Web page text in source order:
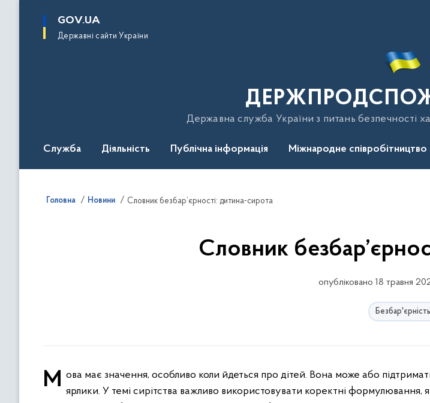
основного
GOV.UA
Державні сайти України
Державна служба України з питань безпечності
Служба Діяльність Публічна інформація Міжнародне співробітництво
Головна Новини Словник безбар’єрності: дитина-сирота
Словник
опубліковано 18 травня
Безбар'єрність
Мова має значення, особливо коли йдеться про дітей. Вона може або підтримати, або закріпити упередження й ярлики. У темі сирітства важливо використовувати коректні формулювання,